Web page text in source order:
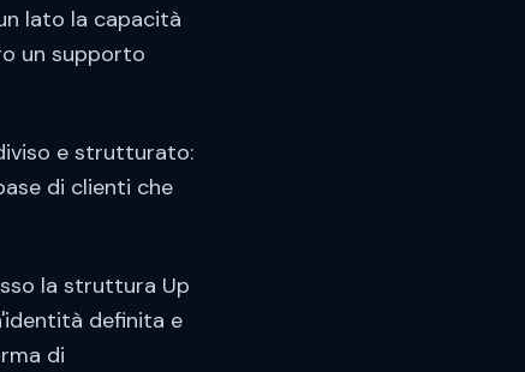
lato la capacità
un supporto
e strutturato:
di clienti che
la struttura Up
definita e
di